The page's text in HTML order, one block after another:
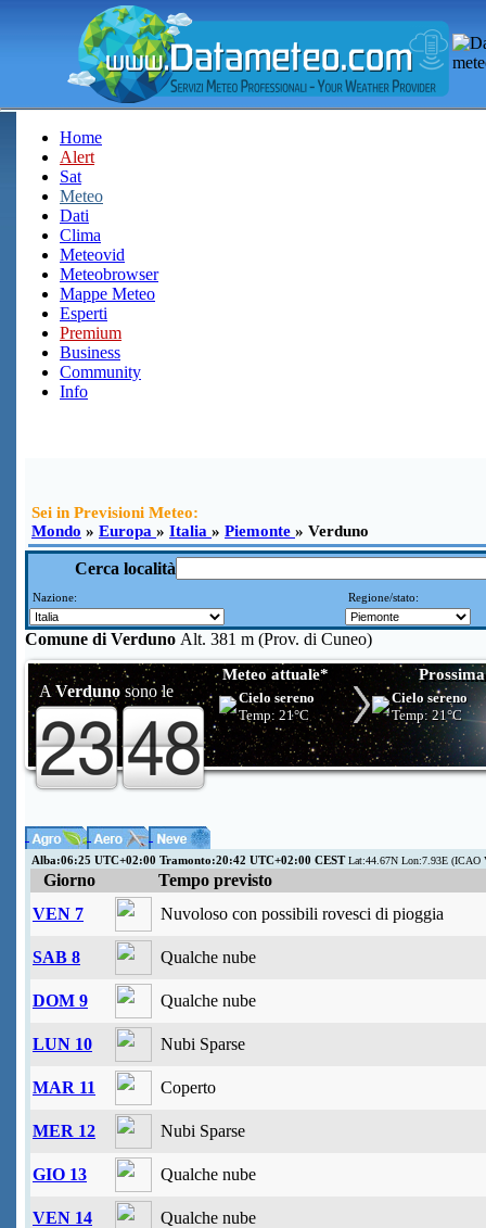
Home
Alert
Sat
Meteo
Dati
Clima
Meteovid
Meteobrowser
Mappe Meteo
Esperti
Premium
Business
Community
Info
Sei in Previsioni Meteo:
Mondo » Europa » Italia » Piemonte » Verduno
Cerca località
Nazione: Regione/stato:
Comune di Verduno Alt. 381 m (Prov. di Cuneo)
AVerdunosono le
Meteo attuale*
Cielo sereno
Temp: 21°C
Cielo sereno
Temp: 21°C
Alba:06:25 UTC+02:00 Tramonto:20:42 UTC+02:00 CESTLat:44.67N Lon:7.93E (ICAO
Giorno
Tempo previsto
VEN 7
Nuvoloso con possibili rovesci di pioggia
SAB 8 Qualche nube
DOM 9 Qualche nube
LUN 10 Nubi Sparse
MAR 11 Coperto
MER 12 Nubi Sparse
GIO 13 Qualche nube
VEN 14 Qualche nube